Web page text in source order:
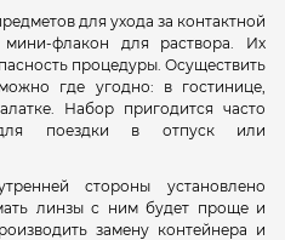
для ухода за контактной
мини-флакон для раствора. Их
процедуры. Осуществить
где угодно: в гостинице,
Набор пригодится часто
поездки в отпуск или
стороны установлено
линзы с ним будет проще и
замену контейнера и